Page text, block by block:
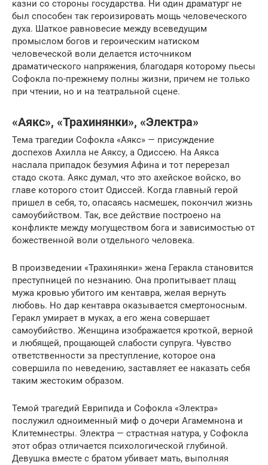
казни со стороны государства. Ни один драматург не
был способен так героизировать мощь человеческого
духа. Шаткое равновесие между всеведущим
промыслом богов и героическим натиском
человеческой воли делается источником
драматического напряжения, благодаря которому пьесы
Софокла по-прежнему полны жизни, причем не только
при чтении, но и на театральной сцене.
«Аякс», «Трахинянки», «Электра»
Тема трагедии Софокла «Аякс» — присуждение
доспехов Ахилла не Аяксу, а Одиссею. На Аякса
наслала припадок безумия Афина и тот перерезал
стадо скота. Аякс думал, что это ахейское войско, во
главе которого стоит Одиссей. Когда главный герой
пришел в себя, то, опасаясь насмешек, покончил жизнь
самоубийством. Так, все действие построено на
конфликте между могуществом бога и зависимостью от
божественной воли отдельного человека.
В произведении «Трахинянки» жена Геракла становится
преступницей по незнанию. Она пропитывает плащ
мужа кровью убитого им кентавра, желая вернуть
любовь. Но дар кентавра оказывается смертоносным.
Геракл умирает в муках, а его жена совершает
самоубийство. Женщина изображается кроткой, верной
и любящей, прощающей слабости супруга. Чувство
ответственности за преступление, которое она
совершила по неведению, заставляет ее наказать себя
таким жестоким образом.
Темой трагедий Еврипида и Софокла «Электра»
послужил одноименный миф о дочери Агамемнона и
Клитемнестры. Электра — страстная натура, у Софокла
этот образ отличается психологической глубиной.
Девушка вместе с братом убивает мать, выполняя